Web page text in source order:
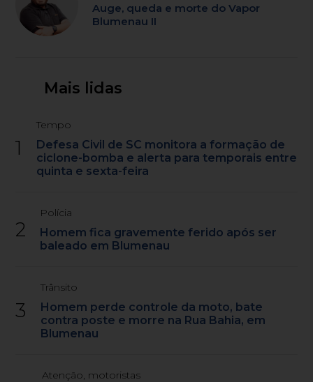
Auge, queda e morte do Vapor
Blumenau II
Mais lidas
1
Tempo
Defesa Civil de SC monitora a formação de
ciclone-bomba e alerta para temporais entre
quinta e sexta-feira
2
Polícia
Homem fica gravemente ferido após ser
baleado em Blumenau
3
Trânsito
Homem perde controle da moto, bate
contra poste e morre na Rua Bahia, em
Blumenau
Atenção, motoristas